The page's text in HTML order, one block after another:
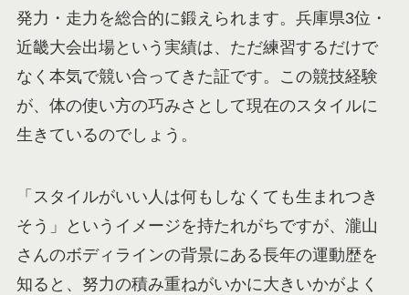
発力・走力を総合的に鍛えられます。兵庫県3位・
近畿大会出場という実績は、ただ練習するだけで
なく本気で競い合ってきた証です。この競技経験
が、体の使い方の巧みさとして現在のスタイルに
生きているのでしょう。
「スタイルがいい人は何もしなくても生まれつき
そう」というイメージを持たれがちですが、瀧山
さんのボディラインの背景にある長年の運動歴を
知ると、努力の積み重ねがいかに大きいかがよく